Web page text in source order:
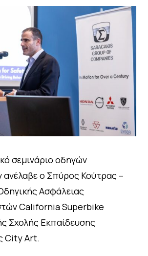
σεμινάριο οδηγών
ανέλαβε ο Σπύρος Κούτρας –
Ασφάλειας
California Superbike
Σχολής Εκπαίδευσης
City Art.